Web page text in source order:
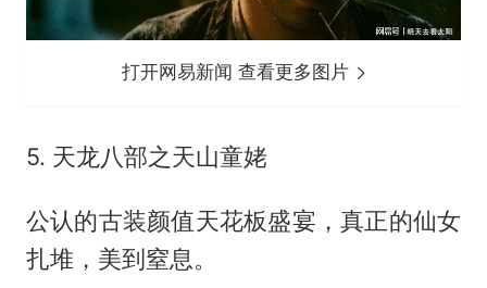
打开网易新闻 查看更多图片
5. 天龙八部之天山童姥
公认的古装颜值天花板盛宴，真正的仙女
扎堆，美到窒息。